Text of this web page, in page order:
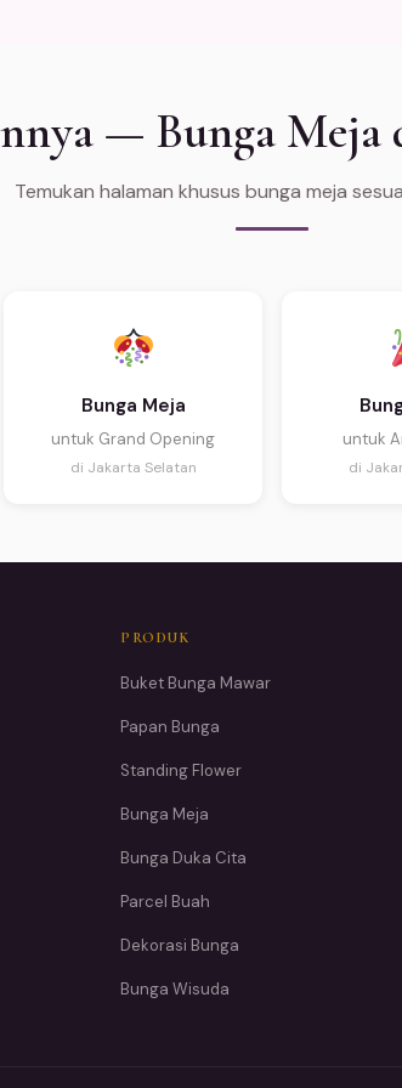
— Bunga Meja
Temukan halaman khusus bunga meja
Bunga Meja
untuk Grand Opening
di Jakarta Selatan
untuk
di
PRODUK
Buket Bunga Mawar
Papan Bunga
Standing Flower
Bunga Meja
Bunga Duka Cita
Parcel Buah
Dekorasi Bunga
Bunga Wisuda